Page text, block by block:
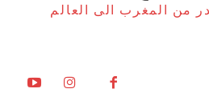
من المغرب الى العالم